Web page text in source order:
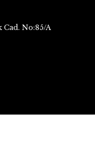
Cad. No:85/A